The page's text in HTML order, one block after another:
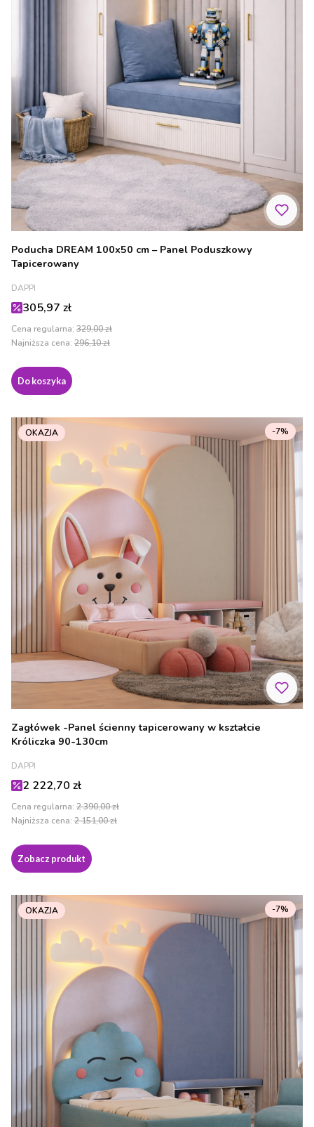
Poducha DREAM 100x50 cm – Panel Poduszkowy
Tapicerowany
PRODUCENT
DAPPI
Cena promocyjna
305,97 zł
Cena regularna: 329,00 zł
Najniższa cena: 296,10 zł
Do koszyka
OKAZJA
Zagłówek -Panel ścienny tapicerowany w kształcie
Króliczka 90-130cm
PRODUCENT
DAPPI
Cena promocyjna
2 222,70 zł
Cena regularna: 2 390,00 zł
-7%
Najniższa cena: 2 151,00 zł
Zobacz produkt
OKAZJA -7%